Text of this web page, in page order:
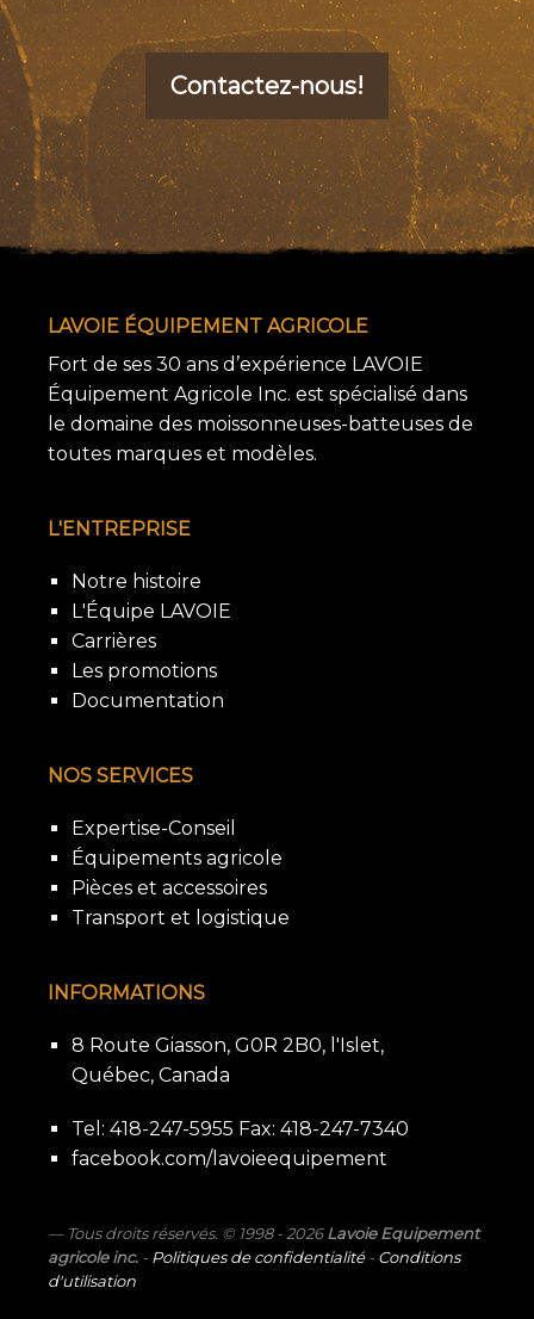
Contactez-nous!
LAVOIE ÉQUIPEMENT AGRICOLE
Fort de ses 30 ans d’expérience LAVOIE
Équipement Agricole Inc. est spécialisé dans
le domaine des moissonneuses-batteuses de
toutes marques et modèles.
L'ENTREPRISE
Notre histoire
L'Équipe LAVOIE
Carrières
Les promotions
Documentation
NOS SERVICES
Expertise-Conseil
Équipements agricole
Pièces et accessoires
Transport et logistique
INFORMATIONS
8 Route Giasson, G0R 2B0, l'Islet,
Québec, Canada
Tel: 418-247-5955 Fax: 418-247-7340
facebook.com/lavoieequipement
Tous droits réservés. © 1998 - 2026Lavoie Equipement
agricole inc. - Politiques de confidentialité- Conditions
d'utilisation